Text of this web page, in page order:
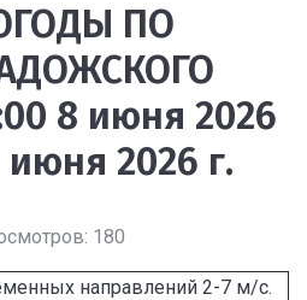
ПО
8 июня 2026
июня 2026 г.
180
направлений 2-7 м/с.